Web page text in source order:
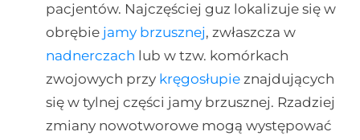
pacjentów. Najczęściej guz lokalizuje się w
obrębie jamy brzusznej, zwłaszcza w
nadnerczach lub w tzw. komórkach
zwojowych przy kręgosłupieznajdujących
się w tylnej części jamy brzusznej. Rzadziej
zmiany nowotworowe mogą występować